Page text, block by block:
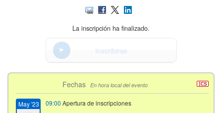
La inscripción ha finalizado.
Inscribirse
Fechas En hora local del evento
May '23 09:00 Apertura de inscripciones